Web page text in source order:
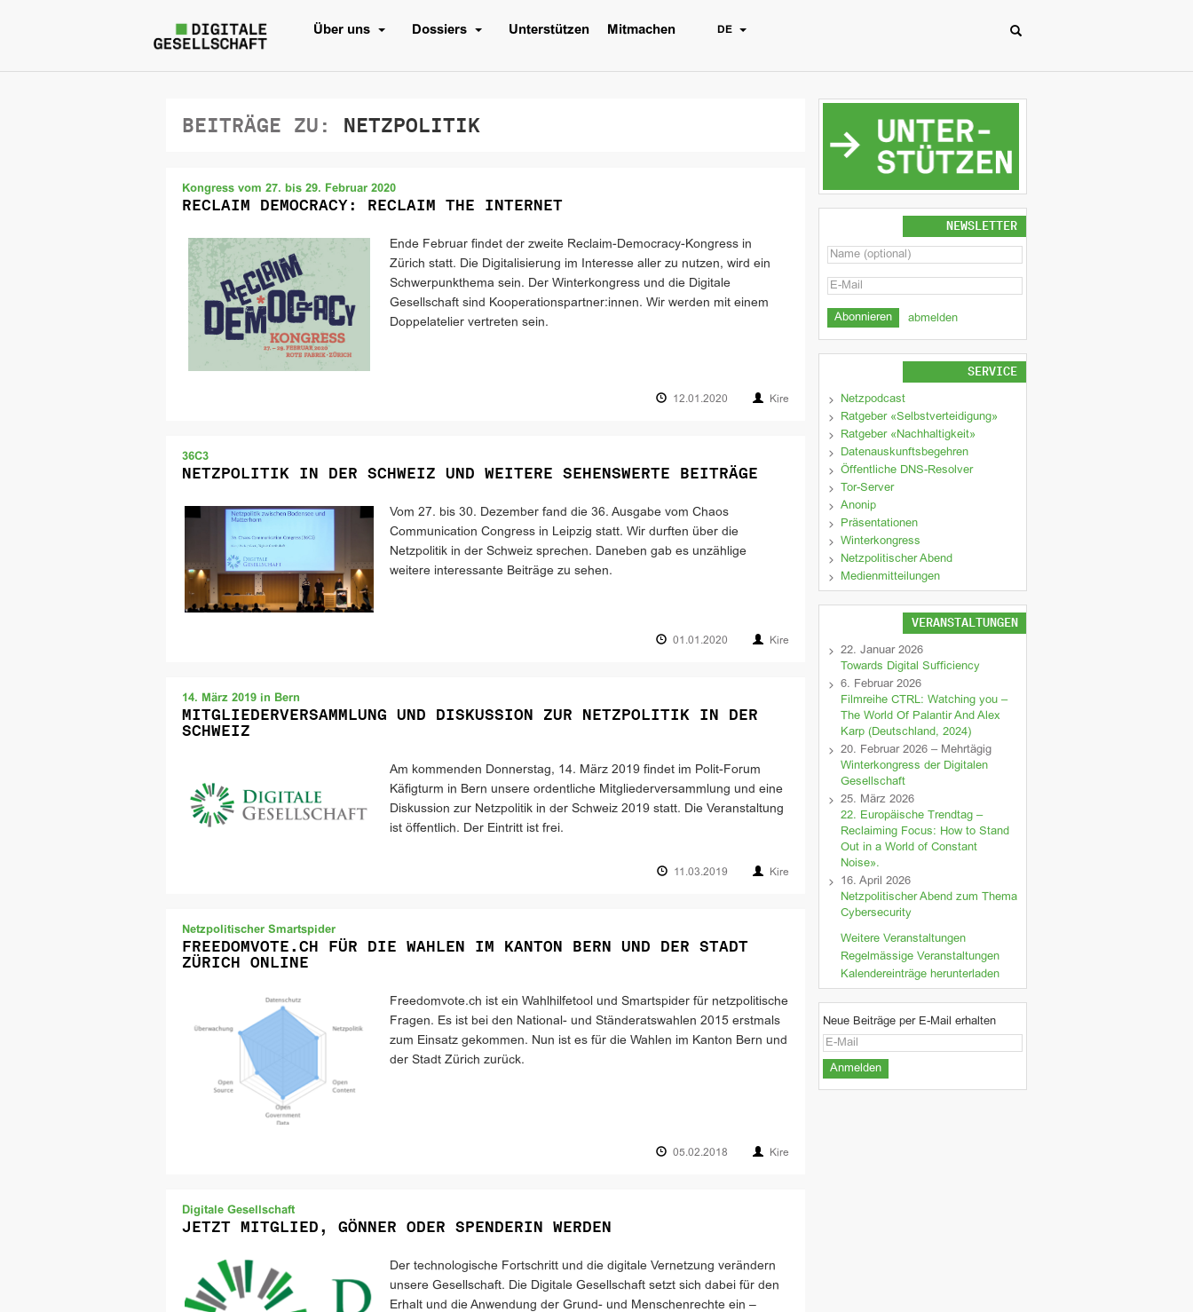
Über uns Dossiers Unterstützen Mitmachen DE
BEITRÄGE ZU: NETZPOLITIK
Kongress vom 27. bis 29. Februar 2020
RECLAIM DEMOCRACY: RECLAIM THE INTERNET
Ende Februar findet der zweite Reclaim-Democracy-Kongress in
Zürich statt. Die Digitalisierung im Interesse aller zu nutzen, wird ein
Schwerpunkthema sein. Der Winterkongress und die Digitale
Gesellschaft sind Kooperationspartner:innen. Wir werden mit einem
Doppelatelier vertreten sein.
12.01.2020 Kire
36C3
NETZPOLITIK IN DER SCHWEIZ UND WEITERE SEHENSWERTE BEITRÄGE
Vom 27. bis 30. Dezember fand die 36. Ausgabe vom Chaos
Communication Congress in Leipzig statt. Wir durften über die
Netzpolitik in der Schweiz sprechen. Daneben gab es unzählige
weitere interessante Beiträge zu sehen.
01.01.2020 Kire
14. März 2019 in Bern
MITGLIEDERVERSAMMLUNG UND DISKUSSION ZUR NETZPOLITIK IN DER
SCHWEIZ
Am kommenden Donnerstag, 14. März 2019 findet im Polit-Forum
Käfigturm in Bern unsere ordentliche Mitgliederversammlung und eine
Diskussion zur Netzpolitik in der Schweiz 2019 statt. Die Veranstaltung
ist öffentlich. Der Eintritt ist frei.
11.03.2019 Kire
Netzpolitischer Smartspider
FREEDOMVOTE.CH FÜR DIE WAHLEN IM KANTON BERN UND DER STADT
ZÜRICH ONLINE
Freedomvote.ch ist ein Wahlhilfetool und Smartspider für netzpolitische
Fragen. Es ist bei den National- und Ständeratswahlen 2015 erstmals
zum Einsatz gekommen. Nun ist es für die Wahlen im Kanton Bern und
der Stadt Zürich zurück.
05.02.2018 Kire
Digitale Gesellschaft
JETZT MITGLIED, GÖNNER ODER SPENDERIN WERDEN
Der technologische Fortschritt und die digitale Vernetzung verändern
unsere Gesellschaft. Die Digitale Gesellschaft setzt sich dabei für den
Erhalt und die Anwendung der Grund- und Menschenrechte ein –
NEWSLETTER
abmelden
SERVICE
Netzpodcast
Ratgeber «Selbstverteidigung»
Ratgeber «Nachhaltigkeit»
Datenauskunftsbegehren
Öffentliche DNS-Resolver
Tor-Server
Anonip
Präsentationen
Winterkongress
Netzpolitischer Abend
Medienmitteilungen
VERANSTALTUNGEN
22. Januar 2026
Towards Digital Sufficiency
6. Februar 2026
Filmreihe CTRL: Watching you –
The World Of Palantir And Alex
Karp (Deutschland, 2024)
20. Februar 2026 – Mehrtägig
Winterkongress der Digitalen
Gesellschaft
25. März 2026
22. Europäische Trendtag –
Reclaiming Focus: How to Stand
Out in a World of Constant
Noise».
16. April 2026
Netzpolitischer Abend zum Thema
Cybersecurity
Weitere Veranstaltungen
Regelmässige Veranstaltungen
Kalendereinträge herunterladen
Neue Beiträge per E-Mail erhalten